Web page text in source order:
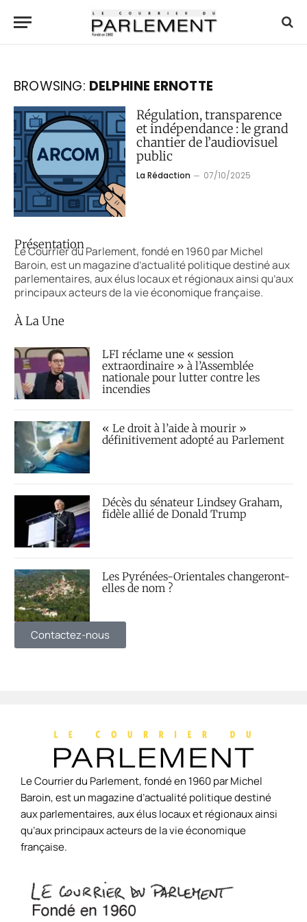
BROWSING: DELPHINE ERNOTTE
Régulation, transparence
et indépendance : le grand
chantier de l’audiovisuel
public
La Rédaction 07/10/2025
Présentation
Le Courrier du Parlement, fondé en 1960 par Michel
Baroin, est un magazine d’actualité politique destiné aux
parlementaires, aux élus locaux et régionaux ainsi qu’aux
principaux acteurs de la vie économique française.
À La Une
LFI réclame une « session
extraordinaire » à l’Assemblée
nationale pour lutter contre les
incendies
« Le droit à l’aide à mourir »
définitivement adopté au Parlement
Décès du sénateur Lindsey Graham,
fidèle allié de Donald Trump
Les Pyrénées-Orientales changeront-
elles de nom ?
Contactez-nous
Le Courrier du Parlement, fondé en 1960 par Michel
Baroin, est un magazine d’actualité politique destiné
aux parlementaires, aux élus locaux et régionaux ainsi
qu’aux principaux acteurs de la vie économique
française.